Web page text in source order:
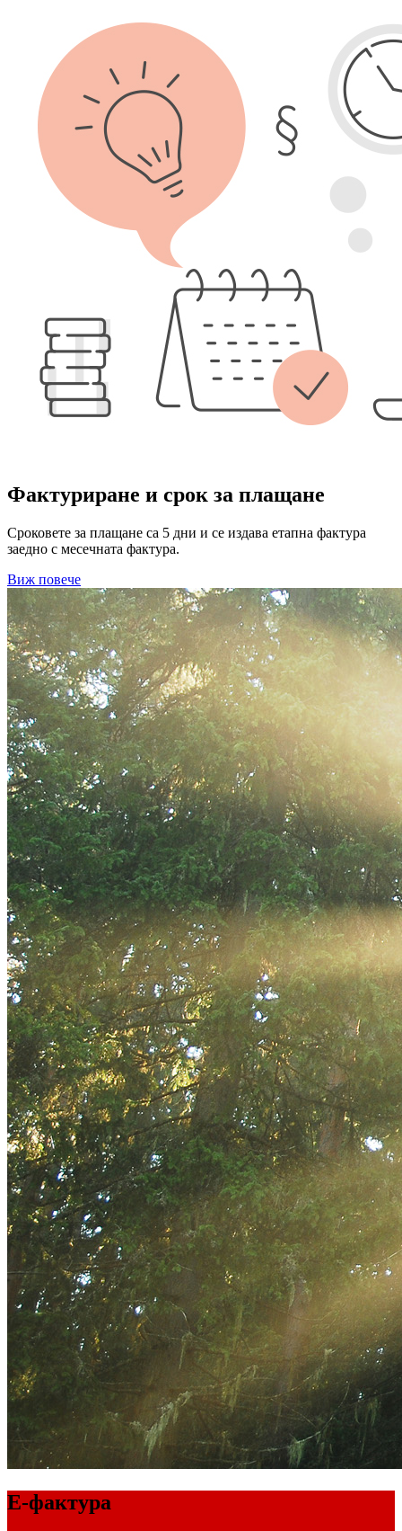
Фактуриране и срок за плащане
Сроковете за плащане са 5 дни и се издава етапна фактура
заедно с месечната фактура.
Виж повече
Е-фактура